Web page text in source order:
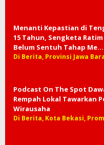
Menanti Kepastian di
15 Tahun, Sengketa Ratim
Belum Sentuh Tahap Me…
Di Berita, Provinsi Jawa
Podcast On The Spot
Rempah Lokal Tawarkan
Wirausaha
Di Berita, Kota Bekasi,